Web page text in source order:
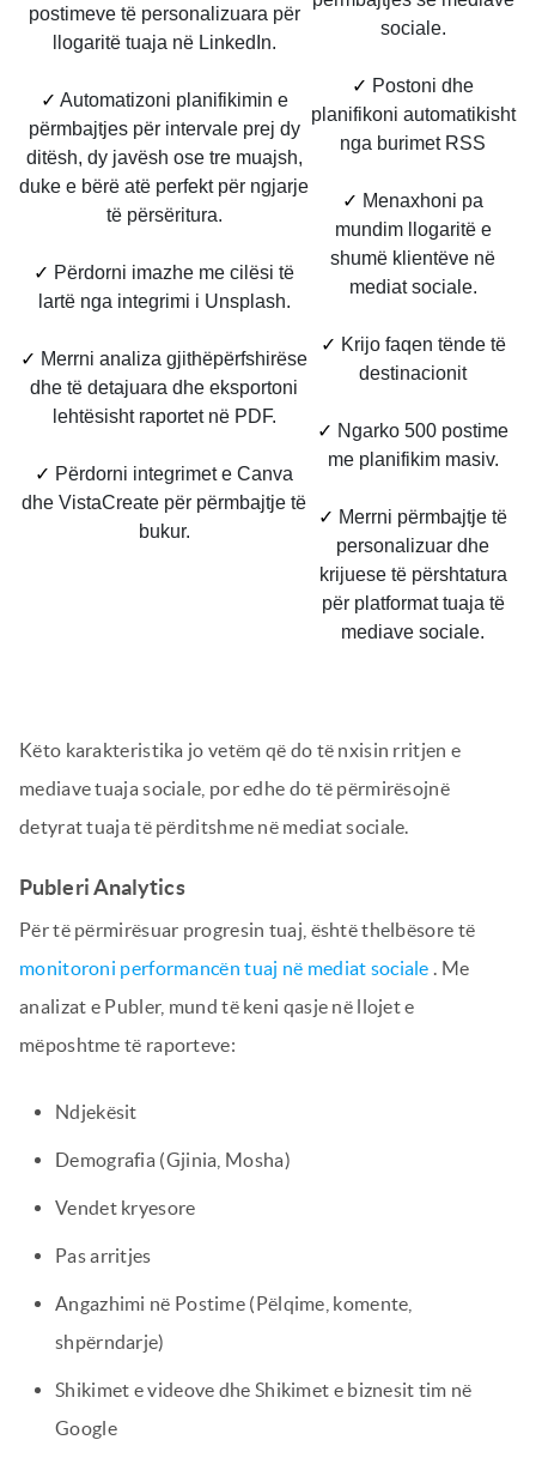
postimeve të personalizuara për
llogaritë tuaja në LinkedIn.
✓ Automatizoni planifikimin e
përmbajtjes për intervale prej dy
ditësh, dy javësh ose tre muajsh,
duke e bërë atë perfekt për ngjarje
të përsëritura.
✓ Përdorni imazhe me cilësi të
lartë nga integrimi i Unsplash.
✓ Merrni analiza gjithëpërfshirëse
dhe të detajuara dhe eksportoni
lehtësisht raportet në PDF.
✓ Përdorni integrimet e Canva
dhe VistaCreate për përmbajtje të
bukur.
sociale.
✓ Postoni dhe
planifikoni automatikisht
nga burimet RSS
✓ Menaxhoni pa
mundim llogaritë e
shumë klientëve në
mediat sociale.
✓ Krijo faqen tënde të
destinacionit
✓ Ngarko 500 postime
me planifikim masiv.
✓ Merrni përmbajtje të
personalizuar dhe
krijuese të përshtatura
për platformat tuaja të
mediave sociale.
Këto karakteristika jo vetëm që do të nxisin rritjen e
mediave tuaja sociale, por edhe do të përmirësojnë
detyrat tuaja të përditshme në mediat sociale.
Publeri Analytics
Për të përmirësuar progresin tuaj, është thelbësore të
monitoroni performancën tuaj në mediat sociale . Me
analizat e Publer, mund të keni qasje në llojet e
mëposhtme të raporteve:
Ndjekësit
Demografia (Gjinia, Mosha)
Vendet kryesore
Pas arritjes
Angazhimi në Postime (Pëlqime, komente,
shpërndarje)
Shikimet e videove dhe Shikimet e biznesit tim në
Google